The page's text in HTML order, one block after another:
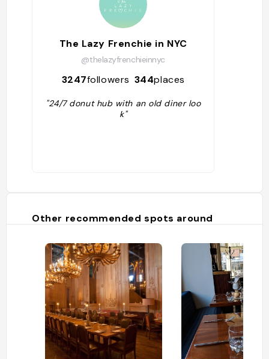
The Lazy Frenchie in NYC
@thelazyfrenchieinnyc
3247followers 344places
"24/7 donut hub with an old diner loo
k"
Other recommended spots around